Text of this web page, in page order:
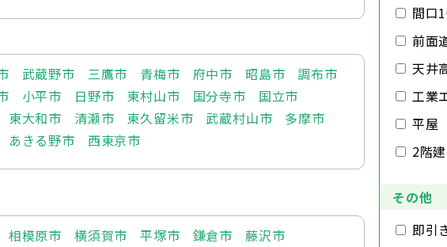
武蔵野市 三鷹市 青梅市 府中市 昭島市
調布市
小平市 日野市 東村山市 国分寺市
国立市
東大和市 清瀬市 東久留米市 武蔵村山市
多摩市
あきる野市 西東京市
相模原市 横須賀市 平塚市 鎌倉市
藤沢市
間口
前面
天井
工業
平屋
2階
その他
即引